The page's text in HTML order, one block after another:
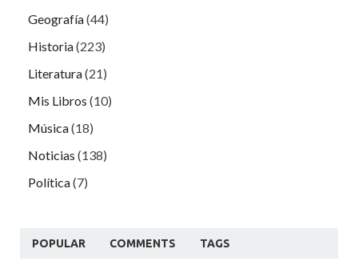
Geografía(44)
Historia(223)
Literatura(21)
Mis Libros (10)
Música(18)
Noticias (138)
Política(7)
POPULAR COMMENTS TAGS